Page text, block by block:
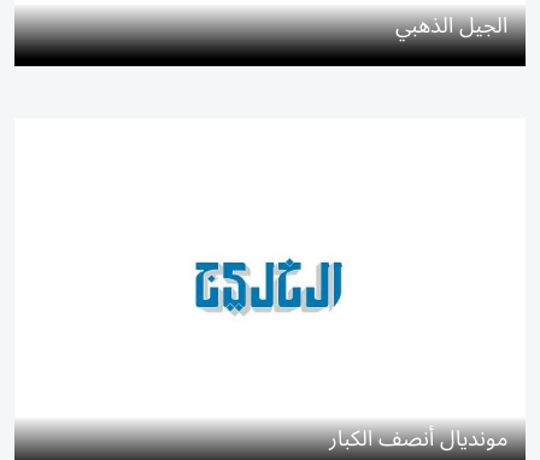
الجيل الذهبي
مونديال أنصف الكبار